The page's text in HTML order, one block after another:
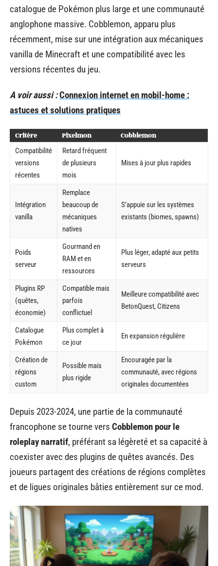
catalogue de Pokémon plus large et une communauté
anglophone massive. Cobblemon, apparu plus
récemment, mise sur une intégration aux mécaniques
vanilla de Minecraft et une compatibilité avec les
versions récentes du jeu.
A voir aussi :Connexion internet en mobil-home :
astuces et solutions pratiques
Critère Pixelmon Cobblemon
Compatibilité
versions
récentes
Retard fréquent
de plusieurs
mois
Mises à jour plus rapides
Intégration
vanilla
Remplace
beaucoup de
mécaniques
natives
S’appuie sur les systèmes
existants (biomes, spawns)
Poids
serveur
Gourmand en
RAM et en
ressources
Plus léger, adapté aux petits
serveurs
Plugins RP
(quêtes,
économie)
Compatible mais
parfois
conflictuel
Meilleure compatibilité avec
BetonQuest, Citizens
Catalogue
Pokémon
Plus complet à
ce jour
En expansion régulière
Création de
régions
custom
Possible mais
plus rigide
Encouragée par la
communauté, avec régions
originales documentées
Depuis 2023-2024, une partie de la communauté
francophone se tourne vers Cobblemon pour le
roleplay narratif, préférant sa légèreté et sa capacité à
coexister avec des plugins de quêtes avancés. Des
joueurs partagent des créations de régions complètes
et de ligues originales bâties entièrement sur ce mod.